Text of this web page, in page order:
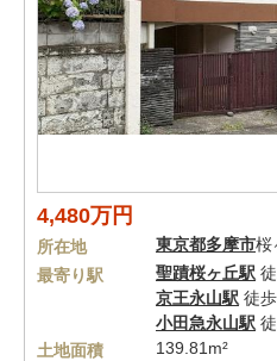
4,480万円
所在地 東京都多摩市桜
最寄り駅
聖蹟桜ヶ丘駅
京王永山駅 徒
小田急永山駅
土地面積
139.81m²